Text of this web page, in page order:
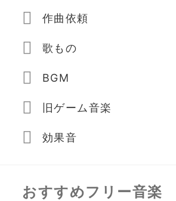
作曲依頼
歌もの
BGM
旧ゲーム音楽
効果音
おすすめフリー音楽